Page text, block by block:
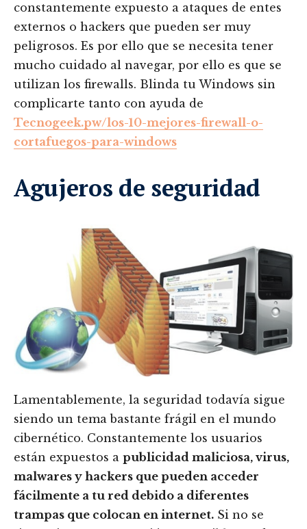
constantemente expuesto a ataques de entes
externos o hackers que pueden ser muy
peligrosos. Es por ello que se necesita tener
mucho cuidado al navegar, por ello es que se
utilizan los firewalls. Blinda tu Windows sin
complicarte tanto con ayuda de
Tecnogeek.pw/los-10-mejores-firewall-o-
cortafuegos-para-windows
Agujeros de seguridad
Lamentablemente, la seguridad todavía sigue
siendo un tema bastante frágil en el mundo
cibernético. Constantemente los usuarios
están expuestos a publicidad maliciosa, virus,
malwares y hackers que pueden acceder
fácilmente a tu red debido a diferentes
trampas que colocan en internet. Si no se